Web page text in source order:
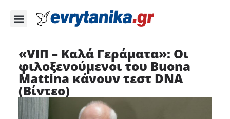
«VIΠ – Καλά Γεράματα»: Οι
φιλοξενούμενοι του Buona
Mattina κάνουν τεστ DNA
(Βίντεο)